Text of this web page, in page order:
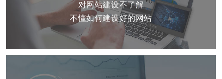
对网站建设不了解
不懂如何建设好的网站